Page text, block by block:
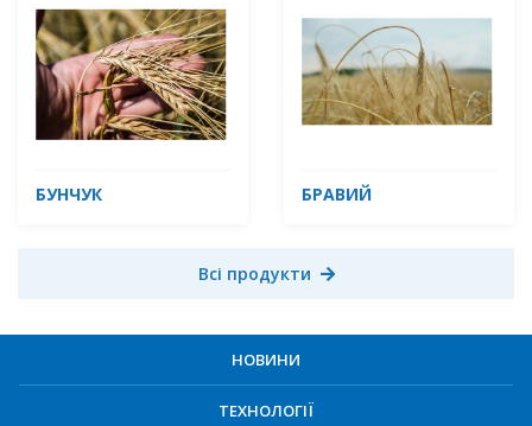
БУНЧУК БРАВИЙ
Всі продукти
НОВИНИ
ТЕХНОЛОГІЇ